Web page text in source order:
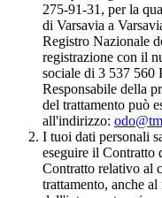
275-91-31, per la
di Varsavia a
Registro Nazionale
registrazione con il
sociale di 3 537 560
Responsabile della
del trattamento può
all'indirizzo:
I tuoi dati personali
eseguire il Contratto
Contratto relativo al
trattamento, anche